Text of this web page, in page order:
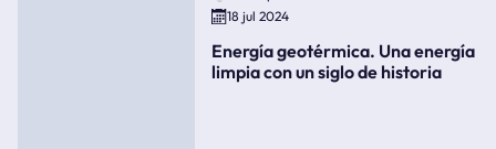
18 jul 2024
Energía geotérmica. Una energía
limpia con un siglo de historia